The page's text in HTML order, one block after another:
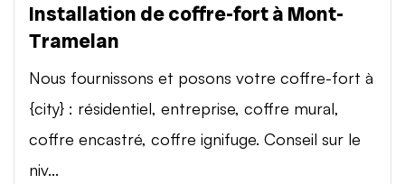
Installation de coffre-fort à Mont-
Tramelan
Nous fournissons et posons votre coffre-fort à
{city} : résidentiel, entreprise, coffre mural,
coffre encastré, coffre ignifuge. Conseil sur le
niv...